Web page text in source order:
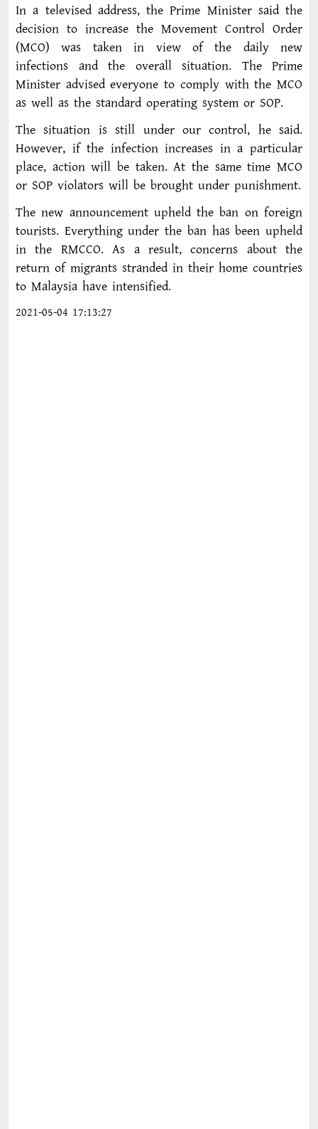
In a televised address, the Prime Minister said the
decision to increase the Movement Control Order
(MCO) was taken in view of the daily new
infections and the overall situation. The Prime
Minister advised everyone to comply with the MCO
as well as the standard operating system or SOP.
The situation is still under our control, he said.
However, if the infection increases in a particular
place, action will be taken. At the same time MCO
or SOP violators will be brought under punishment.
The new announcement upheld the ban on foreign
tourists. Everything under the ban has been upheld
in the RMCCO. As a result, concerns about the
return of migrants stranded in their home countries
to Malaysia have intensified.
2021-05-04 17:13:27